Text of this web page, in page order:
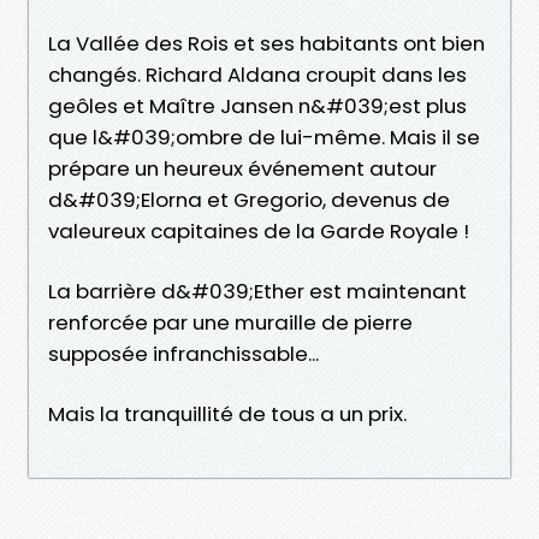
La Vallée des Rois et ses habitants ont bien
changés. Richard Aldana croupit dans les
geôles et Maître Jansen n&#039;est plus
que l&#039;ombre de lui-même. Mais il se
prépare un heureux événement autour
d&#039;Elorna et Gregorio, devenus de
valeureux capitaines de la Garde Royale !
La barrière d&#039;Ether est maintenant
renforcée par une muraille de pierre
supposée infranchissable...
Mais la tranquillité de tous a un prix.